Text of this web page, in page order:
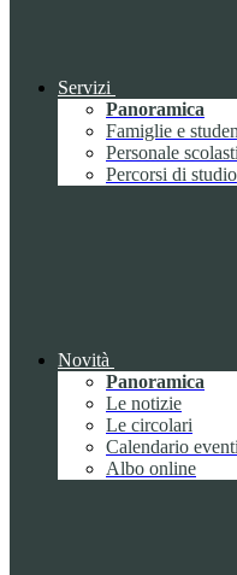
Servizi
Panoramica
Famiglie e
Personale
Percorsi di studio
Novità
Panoramica
Le notizie
Le circolari
Calendario eventi
Albo online